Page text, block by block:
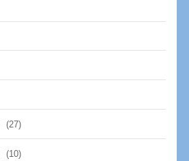
(27)
(10)